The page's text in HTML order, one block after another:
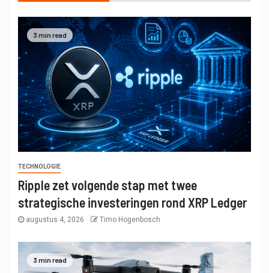
3 min read
TECHNOLOGIE
Ripple zet volgende stap met twee
strategische investeringen rond XRP Ledger
augustus 4, 2026 Timo Hogenbosch
3 min read